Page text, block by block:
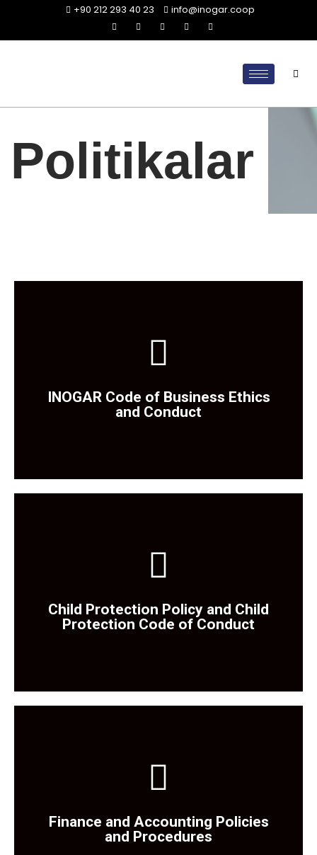
+90 212 293 40 23 info@inogar.coop
Politikalar
INOGAR Code of Business Ethics
and Conduct
Politikaya Ulaşmak İçin
Tıklayınız
Child Protection Policy and Child
Protection Code of Conduct
Politikaya Ulaşmak İçin
Tıklayınız
Finance and Accounting Policies
and Procedures
Politikaya Ulaşmak İçin
Tıklayınız